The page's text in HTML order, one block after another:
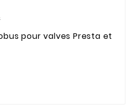
pour valves Presta et